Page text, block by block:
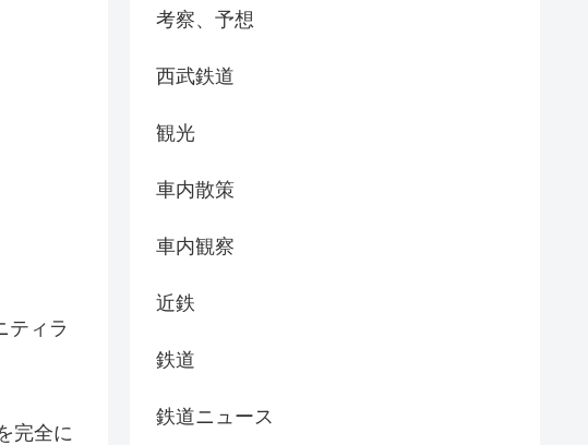
ティラ
完全に
考察、予想
西武鉄道
観光
車内散策
車内観察
近鉄
鉄道
鉄道ニュース